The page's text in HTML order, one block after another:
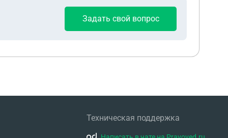
Задать свой вопрос
Техническая поддержка